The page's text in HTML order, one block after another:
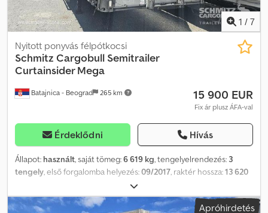
1 / 7
Batajnica - Beograd 265 km
Nyitott ponyvás félpótkocsi
Schmitz Cargobull Semitrailer
Curtainsider Mega
15 900 EUR
Fix ár plusz ÁFA-val
Érdeklődni Hívás
Állapot: használt, saját tömeg:6 619 kg, tengelyelrendezés: 3
tengely , első forgalomba helyezés:09/2017 , raktér hossza:13 620
2 480 mm
rakodótér térfogata:101 m³, felfüggesztés:levegő, abroncs méret:
385/55 R22,5
, szín:ezüst , Gyártási év:2017 , Felszereltség:ABS,
Apróhirdetés